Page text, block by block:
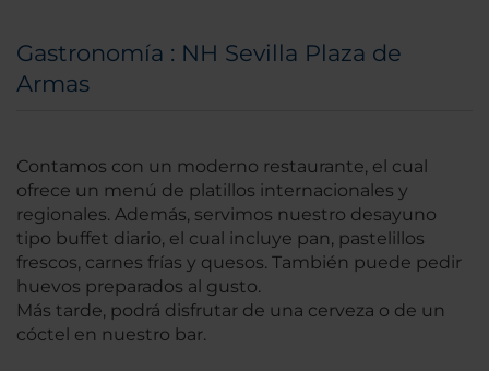
Gastronomía : NH Sevilla Plaza de
Armas
Contamos con un moderno restaurante, el cual
ofrece un menú de platillos internacionales y
regionales. Además, servimos nuestro desayuno
tipo buffet diario, el cual incluye pan, pastelillos
frescos, carnes frías y quesos. También puede pedir
huevos preparados al gusto.
Más tarde, podrá disfrutar de una cerveza o de un
cóctel en nuestro bar.